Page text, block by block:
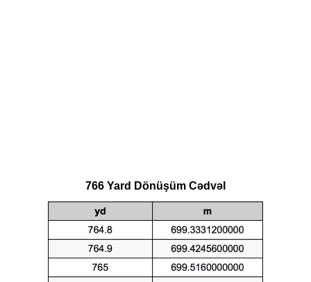
766 Yard Dönüşüm Cədvəl